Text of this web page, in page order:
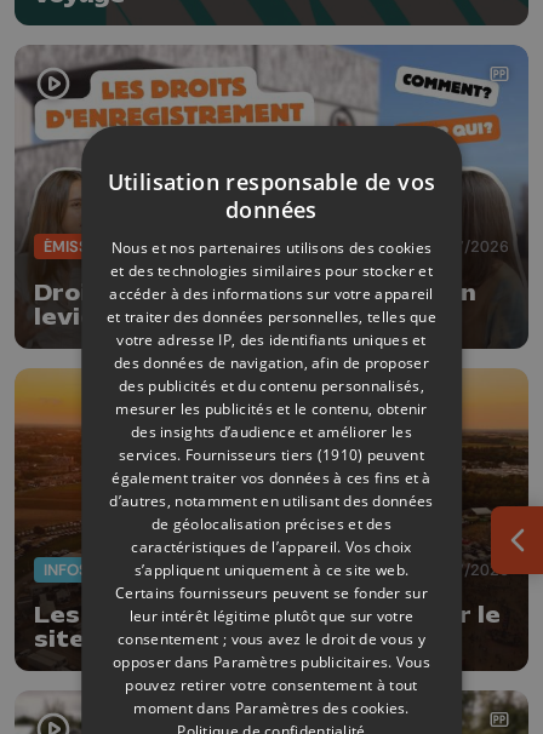
ÉMISSIONS 06/07/2026
Droits d’enregistrement à 3 % : un
levier pour réduire le coût d’un
achat immobilier
INFOS 02/07/2026
Les Ardentes pourront rester sur le
site de Rocourt
Utilisation responsable de vos
données
Nous et nos partenaires utilisons des cookies
et des technologies similaires pour stocker et
accéder à des informations sur votre appareil
et traiter des données personnelles, telles que
votre adresse IP, des identifiants uniques et
des données de navigation, afin de proposer
des publicités et du contenu personnalisés,
mesurer les publicités et le contenu, obtenir
des insights d’audience et améliorer les
services. Fournisseurs tiers (1910) peuvent
également traiter vos données à ces fins et à
d’autres, notamment en utilisant des données
de géolocalisation précises et des
caractéristiques de l’appareil. Vos choix
s’appliquent uniquement à ce site web.
Certains fournisseurs peuvent se fonder sur
leur intérêt légitime plutôt que sur votre
consentement ; vous avez le droit de vous y
opposer dans Paramètres publicitaires. Vous
pouvez retirer votre consentement à tout
moment dans Paramètres des cookies.